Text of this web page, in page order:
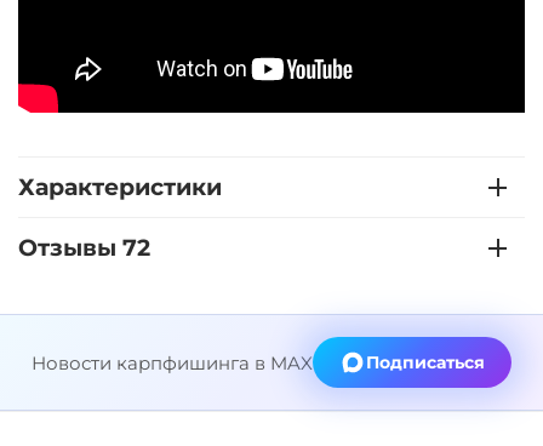
Характеристики
Отзывы 72
Новости карпфишинга в MAX Подписаться